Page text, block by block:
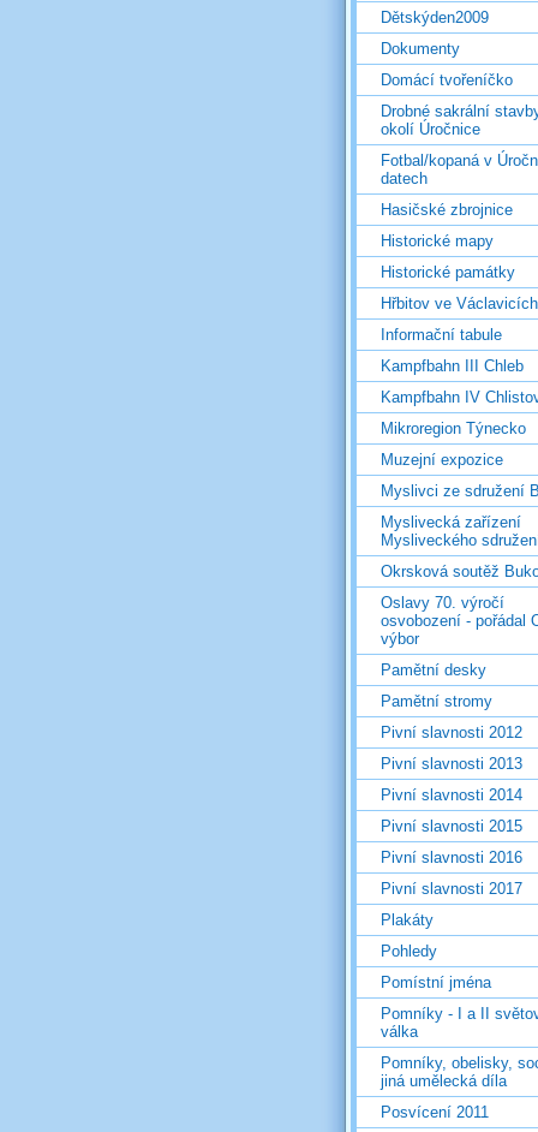
Dětskýden2009
Dokumenty
Domácí tvořeníčko
Drobné sakrální
okolí Úročnice
Fotbal/kopaná v
datech
Hasičské zbrojnice
Historické mapy
Historické památky
Hřbitov ve Václavicích
Informační tabule
Kampfbahn III Chleb
Kampfbahn IV
Mikroregion Týnecko
Muzejní expozice
Myslivci ze sdružení
Myslivecká zařízení
Mysliveckého
Okrsková soutěž
Oslavy 70. výročí
osvobození - pořádal
výbor
Pamětní desky
Pamětní stromy
Pivní slavnosti 2012
Pivní slavnosti 2013
Pivní slavnosti 2014
Pivní slavnosti 2015
Pivní slavnosti 2016
Pivní slavnosti 2017
Plakáty
Pohledy
Pomístní jména
Pomníky - I a II
válka
Pomníky, obelisky,
jiná umělecká díla
Posvícení 2011